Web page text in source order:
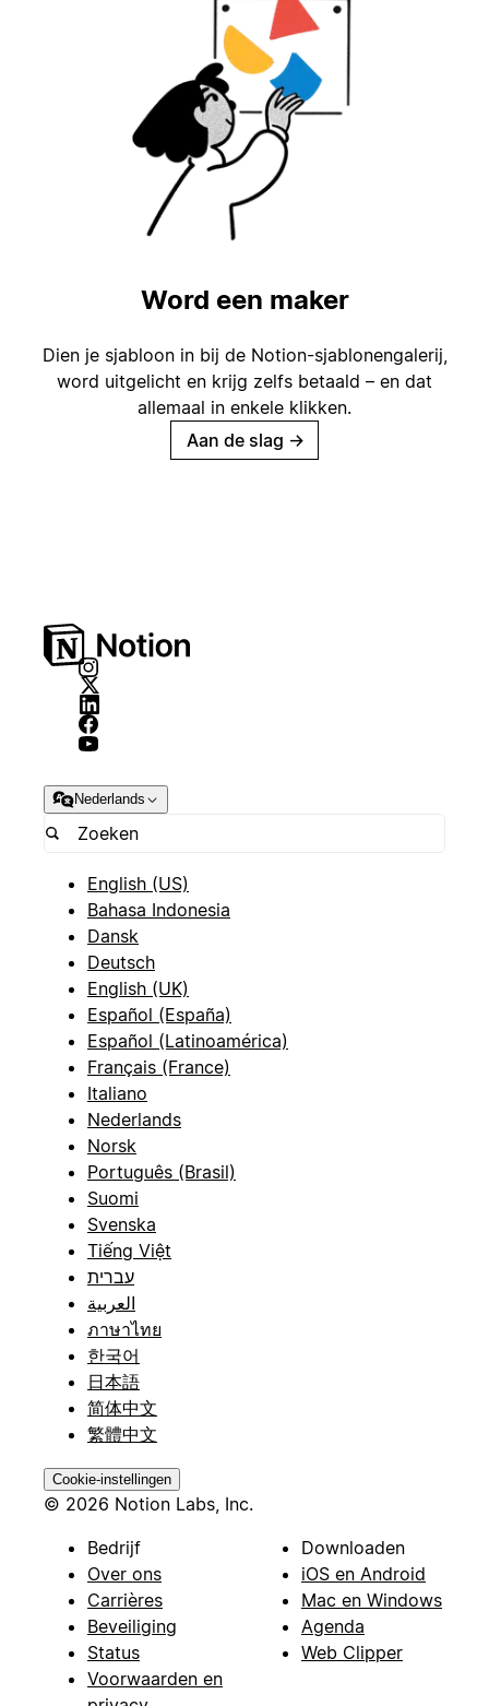
Word een maker
Dien je sjabloon in bij de Notion-sjablonengalerij,
word uitgelicht en krijg zelfs betaald – en dat
allemaal in enkele klikken.
Aan de slag →
Nederlands
English (US)
Bahasa Indonesia
Dansk
Deutsch
English (UK)
Español (España)
Español (Latinoamérica)
Français (France)
Italiano
Nederlands
Norsk
Português (Brasil)
Suomi
Svenska
Tiếng Việt
עברית
العربية
ภาษาไทย
한국어
日本語
简体中文
繁體中文
Cookie-instellingen
© 2026 Notion Labs, Inc.
Bedrijf
Over ons
Carrières
Beveiliging
Status
Voorwaarden en
Downloaden
iOS en Android
Mac en Windows
Agenda
Web Clipper